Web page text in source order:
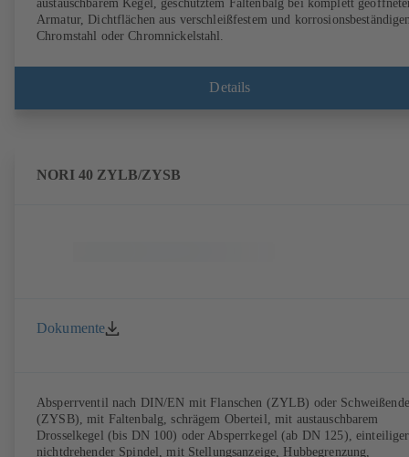
austauschbarem Kegel, geschütztem Faltenbalg bei komplett
Armatur, Dichtflächen aus verschleißfestem und
Chromstahl oder Chromnickelstahl.
Details
NORI 40 ZYLB/ZYSB
Dokumente
Absperrventil nach DIN/EN mit Flanschen (ZYLB) oder
(ZYSB), mit Faltenbalg, schrägem Oberteil, mit austauschbarem
Drosselkegel (bis DN 100) oder Absperrkegel (ab DN 125), einteiliger
nichtdrehender Spindel, mit Stellungsanzeige, Hubbegrenzung,